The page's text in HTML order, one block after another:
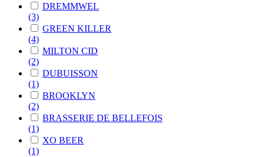
DREMMWEL
(3)
GREEN KILLER
(4)
MILTON CID
(2)
DUBUISSON
(1)
BROOKLYN
(2)
BRASSERIE DE BELLEFOIS
(1)
XO BEER
(1)